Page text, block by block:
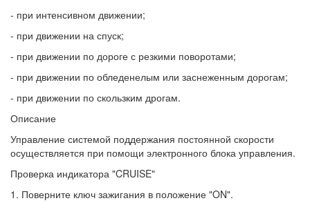
- при интенсивном движении;
- при движении на спуск;
- при движении по дороге с резкими поворотами;
- при движении по обледенелым или заснеженным дорогам;
- при движении по скользким дрогам.
Описание
Управление системой поддержания постоянной скорости
осуществляется при помощи электронного блока управления.
Проверка индикатора "CRUISE"
1. Поверните ключ зажигания в положение "ON".